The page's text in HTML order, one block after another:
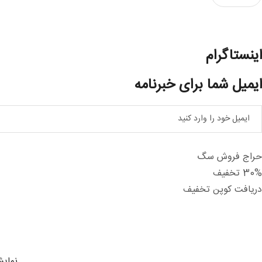
اینستاگرام
ایمیل شما برای خبرنامه
حراج فروش سگ
30% تخفیف
دریافت کوپن تخفیف